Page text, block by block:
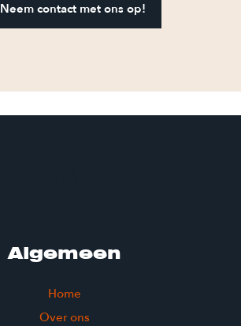
Neem contact met ons op!
Algemeen
Home
Over ons